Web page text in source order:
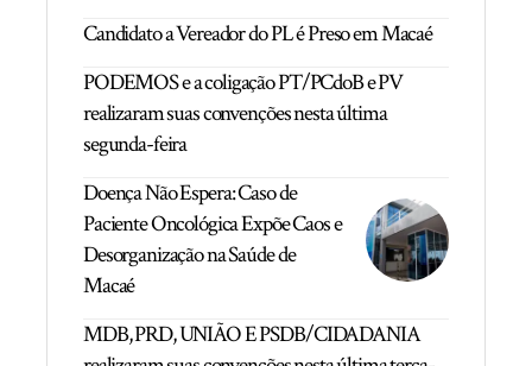
Candidato a Vereador do PL é Preso em Macaé
PODEMOS e a coligação PT/PCdoB e PV
realizaram suas convenções nesta última
segunda-feira
Doença Não Espera: Caso de
Paciente Oncológica Expõe Caos e
Desorganização na Saúde de
Macaé
MDB, PRD, UNIÃO E PSDB/CIDADANIA